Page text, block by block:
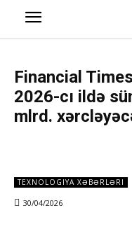
Financial
2026-cı ildə
mlrd.
TEXNOLOGIYA XƏBƏRLƏRI
30/04/2026